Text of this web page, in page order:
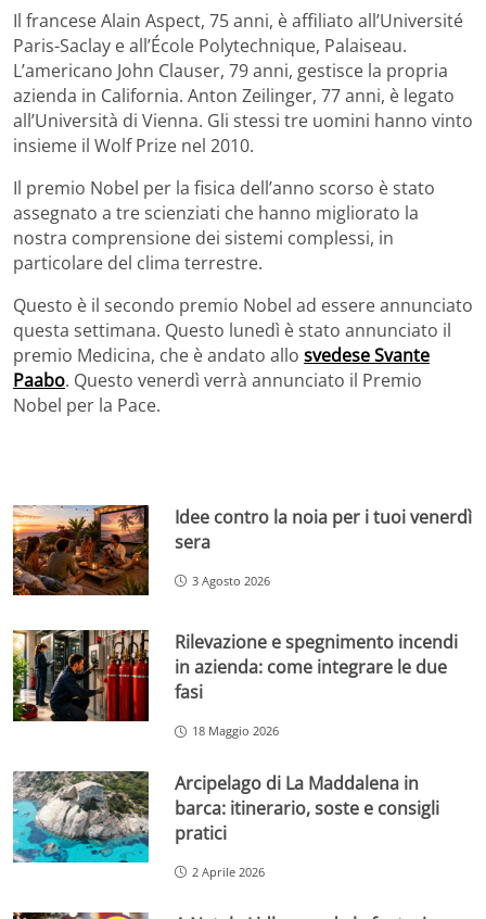
Il francese Alain Aspect, 75 anni, è affiliato all’Université
Paris-Saclay e all’École Polytechnique, Palaiseau.
L’americano John Clauser, 79 anni, gestisce la propria
azienda in California. Anton Zeilinger, 77 anni, è legato
all’Università di Vienna. Gli stessi tre uomini hanno vinto
insieme il Wolf Prize nel 2010.
Il premio Nobel per la fisica dell’anno scorso è stato
assegnato a tre scienziati che hanno migliorato la
nostra comprensione dei sistemi complessi, in
particolare del clima terrestre.
Questo è il secondo premio Nobel ad essere annunciato
questa settimana. Questo lunedì è stato annunciato il
premio Medicina, che è andato allo svedese Svante
Paabo. Questo venerdì verrà annunciato il Premio
Nobel per la Pace.
Idee contro la noia per i tuoi venerdì
sera
3 Agosto 2026
Rilevazione e spegnimento incendi
in azienda: come integrare le due
fasi
18 Maggio 2026
Arcipelago di La Maddalena in
barca: itinerario, soste e consigli
pratici
2 Aprile 2026